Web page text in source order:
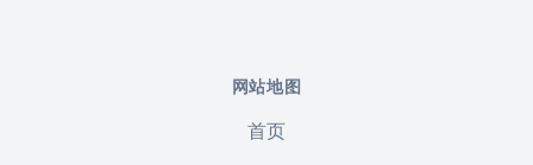
网站地图
首页